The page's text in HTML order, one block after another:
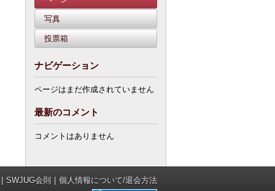
写真
投票箱
ナビゲーション
ページはまだ作成されていません
最新のコメント
コメントはありません
SWJUG会則 個人情報について/退会方法